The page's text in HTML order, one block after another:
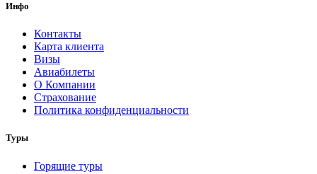
Инфо
Контакты
Карта клиента
Визы
Авиабилеты
О Компании
Страхование
Политика конфиденциальности
Туры
Горящие туры